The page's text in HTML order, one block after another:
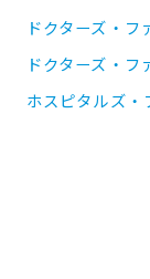
ドクターズ・フ
ドクターズ・
ホスピタルズ・